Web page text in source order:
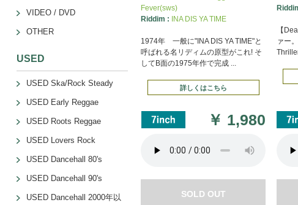
Fever(sws)
Riddim :
INA DIS YA TIME
1974年 一般に"INA DIS YA TIME"と
呼ばれる名リディムの原型がこれ! そ
してB面の1975年作で完成 ...
詳しくはこちら
￥ 1,980
SOLD OUT
【
ァー
VIDEO / DVD
OTHER
USED
USED Ska/Rock Steady
USED Early Reggae
USED Roots Reggae
USED Lovers Rock
USED Dancehall 80's
USED Dancehall 90's
USED Dancehall 2000年以